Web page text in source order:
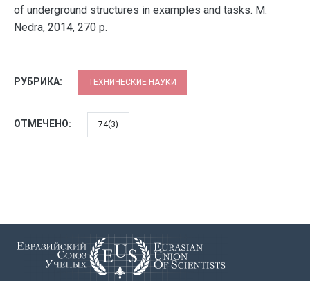
of underground structures in examples and tasks. M:
Nedra, 2014, 270 p.
РУБРИКА: ТЕХНИЧЕСКИЕ НАУКИ
ОТМЕЧЕНО: 74(3)